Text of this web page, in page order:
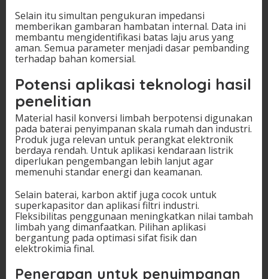
Selain itu simultan pengukuran impedansi
memberikan gambaran hambatan internal. Data ini
membantu mengidentifikasi batas laju arus yang
aman. Semua parameter menjadi dasar pembanding
terhadap bahan komersial.
Potensi aplikasi teknologi hasil
penelitian
Material hasil konversi limbah berpotensi digunakan
pada baterai penyimpanan skala rumah dan industri.
Produk juga relevan untuk perangkat elektronik
berdaya rendah. Untuk aplikasi kendaraan listrik
diperlukan pengembangan lebih lanjut agar
memenuhi standar energi dan keamanan.
Selain baterai, karbon aktif juga cocok untuk
superkapasitor dan aplikasi filtri industri.
Fleksibilitas penggunaan meningkatkan nilai tambah
limbah yang dimanfaatkan. Pilihan aplikasi
bergantung pada optimasi sifat fisik dan
elektrokimia final.
Penerapan untuk penyimpanan